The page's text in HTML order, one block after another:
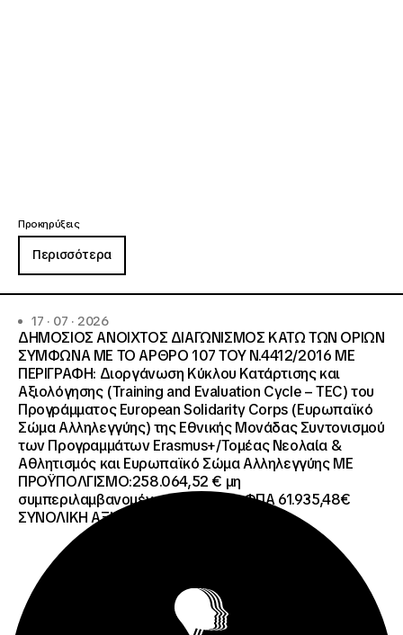
Προκηρύξεις
Περισσότερα
17 · 07 · 2026
ΔΗΜΟΣΙΟΣ ΑΝΟΙΧΤΟΣ ΔΙΑΓΩΝΙΣΜΟΣ ΚΑΤΩ ΤΩΝ ΟΡΙΩΝ
ΣΥΜΦΩΝΑ ΜΕ ΤΟ ΑΡΘΡΟ 107 ΤΟΥ Ν.4412/2016 ΜΕ
ΠΕΡΙΓΡΑΦΗ: Διοργάνωση Κύκλου Κατάρτισης και
Αξιολόγησης (Training and Evaluation Cycle – TEC) του
Προγράμματος European Solidarity Corps (Ευρωπαϊκό
Σώμα Αλληλεγγύης) της Εθνικής Μονάδας Συντονισμού
των Προγραμμάτων Erasmus+/Τομέας Νεολαία &
Αθλητισμός και Ευρωπαϊκό Σώμα Αλληλεγγύης ΜΕ
ΠΡΟΫΠΟΛΓΙΣΜΟ:258.064,52 € μη
συμπεριλαμβανομένου του Φ.Π.Α. ΦΠΑ 61.935,48€
ΣΥΝΟΛΙΚΗ ΑΞΙΑ 320.000,00 €.
Προκηρύξεις